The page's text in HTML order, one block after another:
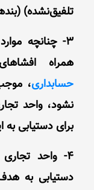
تلفیق‌نشده) (بندهای 35
3- چنانچه
همراه
حسابداری
نشود، واحد
برای دستیابی
4- واحد
دستیابی به